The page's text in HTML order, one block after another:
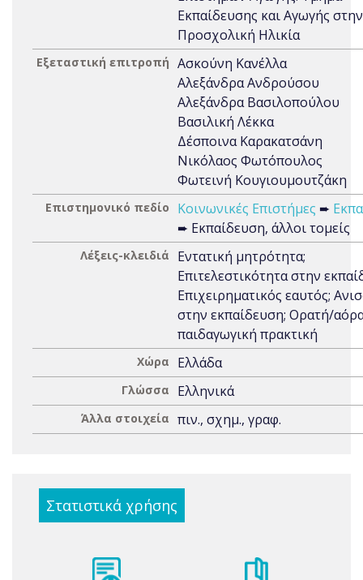
Εκπαίδευσης και Αγωγής στην
Προσχολική Ηλικία
Εξεταστική επιτροπή Ασκούνη Κανέλλα
Αλεξάνδρα Ανδρούσου
Αλεξάνδρα Βασιλοπούλου
Βασιλική Λέκκα
Δέσποινα Καρακατσάνη
Νικόλαος Φωτόπουλος
Φωτεινή Κουγιουμουτζάκη
Επιστημονικό πεδίο Κοινωνικές Επιστήμες ➨
➨ Εκπαίδευση, άλλοι τομείς
Λέξεις-κλειδιά
Εντατική μητρότητα;
Επιτελεστικότητα στην
Επιχειρηματικός εαυτός;
στην εκπαίδευση; Ορατή/
παιδαγωγική πρακτική
Χώρα Ελλάδα
Γλώσσα Ελληνικά
Άλλα στοιχεία πιν., σχημ., γραφ.
Στατιστικά χρήσης